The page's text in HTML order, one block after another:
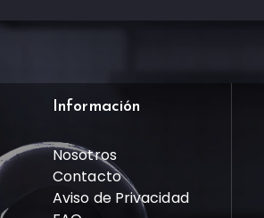
Información
Nosotros
Contacto
Aviso de Privacidad